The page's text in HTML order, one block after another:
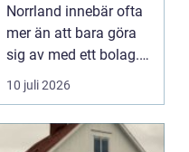
Norrland innebär ofta
mer än att bara göra
sig av med ett bolag.
För många ä...
10 juli 2026